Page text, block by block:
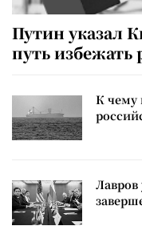
Путин указал
путь избежать
К чему